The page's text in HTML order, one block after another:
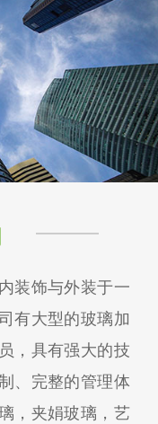
装饰与外装于一
有大型的玻璃加
，具有强大的技
、完整的管理体
，夹娟玻璃，艺